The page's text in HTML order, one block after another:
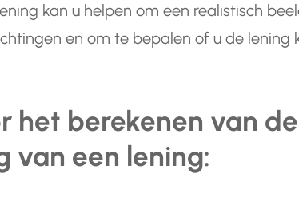
kan u helpen om een realistisch
en om te bepalen of u de lening
het berekenen van de
van een lening: